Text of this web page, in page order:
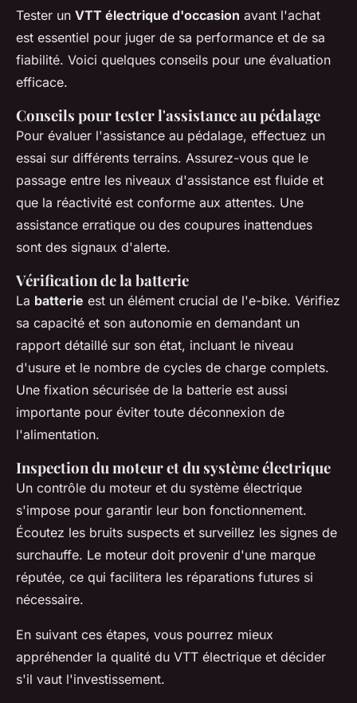
Tester un VTT électrique d'occasion avant l'achat
est essentiel pour juger de sa performance et de sa
fiabilité. Voici quelques conseils pour une évaluation
efficace.
Conseils pour tester l'assistance au pédalage
Pour évaluer l'assistance au pédalage, effectuez un
essai sur différents terrains. Assurez-vous que le
passage entre les niveaux d'assistance est fluide et
que la réactivité est conforme aux attentes. Une
assistance erratique ou des coupures inattendues
sont des signaux d'alerte.
Vérification de la batterie
La batterie est un élément crucial de l'e-bike. Vérifiez
sa capacité et son autonomie en demandant un
rapport détaillé sur son état, incluant le niveau
d'usure et le nombre de cycles de charge complets.
Une fixation sécurisée de la batterie est aussi
importante pour éviter toute déconnexion de
l'alimentation.
Inspection du moteur et du système électrique
Un contrôle du moteur et du système électrique
s'impose pour garantir leur bon fonctionnement.
Écoutez les bruits suspects et surveillez les signes de
surchauffe. Le moteur doit provenir d'une marque
réputée, ce qui facilitera les réparations futures si
nécessaire.
En suivant ces étapes, vous pourrez mieux
appréhender la qualité du VTT électrique et décider
s'il vaut l'investissement.